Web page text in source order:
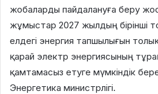
жобаларды пайдалануға беру
жұмыстар 2027 жылдың бірінші
елдегі энергия тапшылығын
қарай электр энергиясының
қамтамасыз етуге мүмкіндік
Энергетика министрлігі.